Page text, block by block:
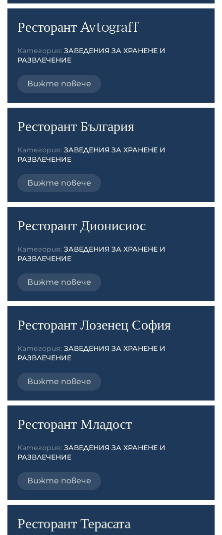
Ресторант Avtograff
Категория: ЗАВЕДЕНИЯ ЗА ХРАНЕНЕ И
РАЗВЛЕЧЕНИЕ
Вижте повече
Ресторант България
Категория: ЗАВЕДЕНИЯ ЗА ХРАНЕНЕ И
РАЗВЛЕЧЕНИЕ
Вижте повече
Ресторант Дионисиос
Категория: ЗАВЕДЕНИЯ ЗА ХРАНЕНЕ И
РАЗВЛЕЧЕНИЕ
Вижте повече
Ресторант Лозенец София
Категория: ЗАВЕДЕНИЯ ЗА ХРАНЕНЕ И
РАЗВЛЕЧЕНИЕ
Вижте повече
Ресторант Младост
Категория: ЗАВЕДЕНИЯ ЗА ХРАНЕНЕ И
РАЗВЛЕЧЕНИЕ
Вижте повече
Ресторант Терасата